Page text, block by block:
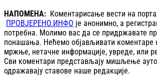
НАПОМЕНА: Коментарисање вести на
ПРОВЈЕРЕНО.ИНФО је анонимно, а
потребна. Молимо вас да се придржавате
понашања. Нећемо објављивати коментаре
мржње, нетачне информације, увреде, или
Сви коментари представљају мишљење
одражавају ставове наше редакције.